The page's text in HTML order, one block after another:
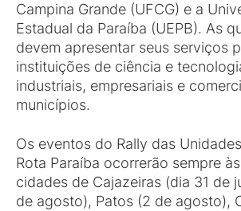
Campina Grande (UFCG) e a
Estadual da Paraíba (UEPB). As
devem apresentar seus serviços
instituições de ciência e
industriais, empresariais e
municípios.
Os eventos do Rally das
Rota Paraíba ocorrerão sempre
cidades de Cajazeiras (dia 31 de
de agosto), Patos (2 de agosto),